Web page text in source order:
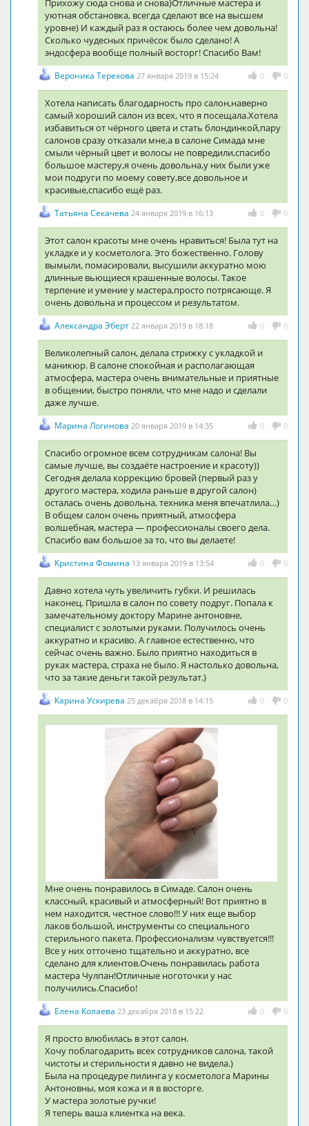
Прихожу сюда снова и снова)Отличные мастера и
уютная обстановка, всегда сделают все на высшем
уровне) И каждый раз я остаюсь более чем довольна!
Сколько чудесных причёсок было сделано! А
эндосфера вообще полный восторг! Спасибо Вам!
0 0
Вероника Терехова 27 января 2019 в 15:24
Хотела написать благодарность про салон,наверно
самый хороший салон из всех, что я посещала.Хотела
избавиться от чёрного цвета и стать блондинкой,пару
салонов сразу отказали мне,а в салоне Симада мне
смыли чёрный цвет и волосы не повредили,спасибо
большое мастеру,я очень довольна,у них были уже
мои подруги по моему совету,все довольное и
красивые,спасибо ещё раз.
0 0
Татьяна Секачева 24 января 2019 в 16:13
Этот салон красоты мне очень нравиться! Была тут на
укладке и у косметолога. Это божественно. Голову
вымыли, помасировали, высушили аккуратно мою
длинные вьющиеся крашенные волосы. Такое
терпение и умение у мастера,просто потрясающе. Я
очень довольна и процессом и результатом.
0 0
Александра Эберт 22 января 2019 в 18:18
Великолепный салон, делала стрижку с укладкой и
маникюр. В салоне спокойная и располагающая
атмосфера, мастера очень внимательные и приятные
в общении, быстро поняли, что мне надо и сделали
даже лучше.
0 0
Марина Логинова 20 января 2019 в 14:35
Спасибо огромное всем сотрудникам салона! Вы
самые лучше, вы создаёте настроение и красоту))
Сегодня делала коррекцию бровей (первый раз у
другого мастера, ходила раньше в другой салон)
осталась очень довольна, техника меня впечатлила…)
В общем салон очень приятный, атмосфера
волшебная, мастера — профессионалы своего дела.
Спасибо вам большое за то, что вы делаете!
0 0
Кристина Фомина 13 января 2019 в 13:54
Давно хотела чуть увеличить губки. И решилась
наконец. Пришла в салон по совету подруг. Попала к
замечательному доктору Марине антоновне,
специалист с золотыми руками. Получилось очень
аккуратно и красиво. А главное естественно, что
сейчас очень важно. Было приятно находиться в
руках мастера, страха не было. Я настолько довольна,
что за такие деньги такой результат.)
0 0
Карина Ускирева 25 декабря 2018 в 14:15
Мне очень понравилось в Симаде. Салон очень
классный, красивый и атмосферный! Вот приятно в
нем находится, честное слово!!! У них еще выбор
лаков большой, инструменты со специального
стерильного пакета. Профессионализм чувствуется!!!
Все у них отточено тщательно и аккуратно, все
сделано для клиентов.Очень понравилась работа
мастера Чулпан!Отличные ноготочки у нас
получились.Спасибо!
0 0
Елена Колаева 23 декабря 2018 в 15:22
Я просто влюбилась в этот салон.
Хочу поблагодарить всех сотрудников салона, такой
чистоты и стерильности я давно не видела.)
Была на процедуре пилинга у косметолога Марины
Антоновны, моя кожа и я в восторге.
У мастера золотые ручки!
Я теперь ваша клиентка на века.